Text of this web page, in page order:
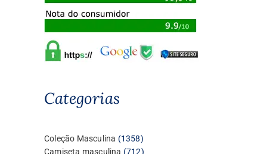
Categorias
Coleção Masculina 13581358
produtos
Camiseta masculina 712712